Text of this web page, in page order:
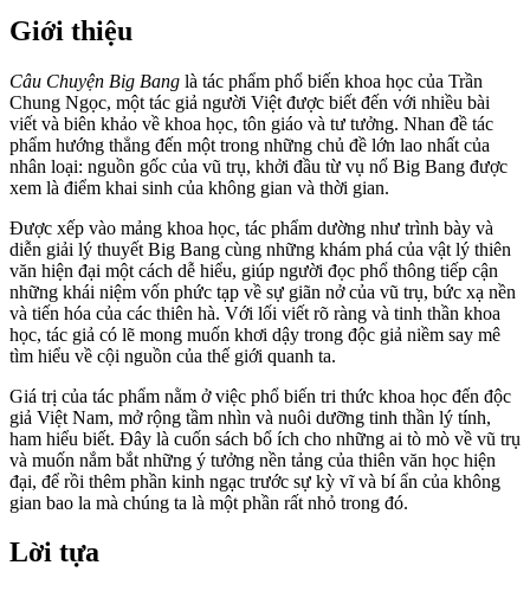
Giới thiệu
Câu Chuyện Big Bang là tác phẩm phổ biến khoa học của Trần
Chung Ngọc, một tác giả người Việt được biết đến với nhiều bài
viết và biên khảo về khoa học, tôn giáo và tư tưởng. Nhan đề tác
phẩm hướng thẳng đến một trong những chủ đề lớn lao nhất của
nhân loại: nguồn gốc của vũ trụ, khởi đầu từ vụ nổ Big Bang được
xem là điểm khai sinh của không gian và thời gian.
Được xếp vào mảng khoa học, tác phẩm dường như trình bày và
diễn giải lý thuyết Big Bang cùng những khám phá của vật lý thiên
văn hiện đại một cách dễ hiểu, giúp người đọc phổ thông tiếp cận
những khái niệm vốn phức tạp về sự giãn nở của vũ trụ, bức xạ nền
và tiến hóa của các thiên hà. Với lối viết rõ ràng và tinh thần khoa
học, tác giả có lẽ mong muốn khơi dậy trong độc giả niềm say mê
tìm hiểu về cội nguồn của thế giới quanh ta.
Giá trị của tác phẩm nằm ở việc phổ biến tri thức khoa học đến độc
giả Việt Nam, mở rộng tầm nhìn và nuôi dưỡng tinh thần lý tính,
ham hiểu biết. Đây là cuốn sách bổ ích cho những ai tò mò về vũ trụ
và muốn nắm bắt những ý tưởng nền tảng của thiên văn học hiện
đại, để rồi thêm phần kinh ngạc trước sự kỳ vĩ và bí ẩn của không
gian bao la mà chúng ta là một phần rất nhỏ trong đó.
Lời tựa